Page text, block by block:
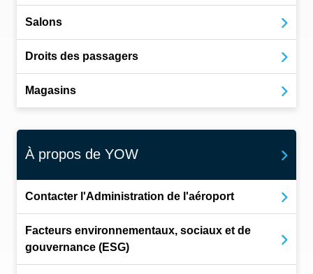
Salons
Droits des passagers
Magasins
À propos de YOW
Contacter l'Administration de l'aéroport
Facteurs environnementaux, sociaux et de
gouvernance (ESG)